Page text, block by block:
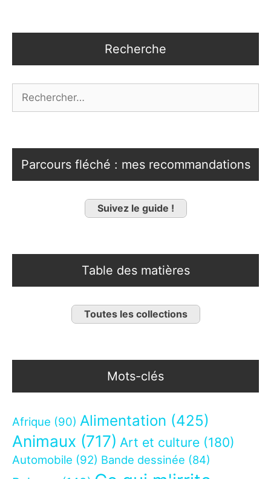
Recherche
Parcours fléché : mes recommandations
Suivez le guide !
Table des matières
Toutes les collections
Mots-clés
Afrique (90) Alimentation (425)
Animaux (717) Art et culture (180)
Automobile (92) Bande dessinée (84)